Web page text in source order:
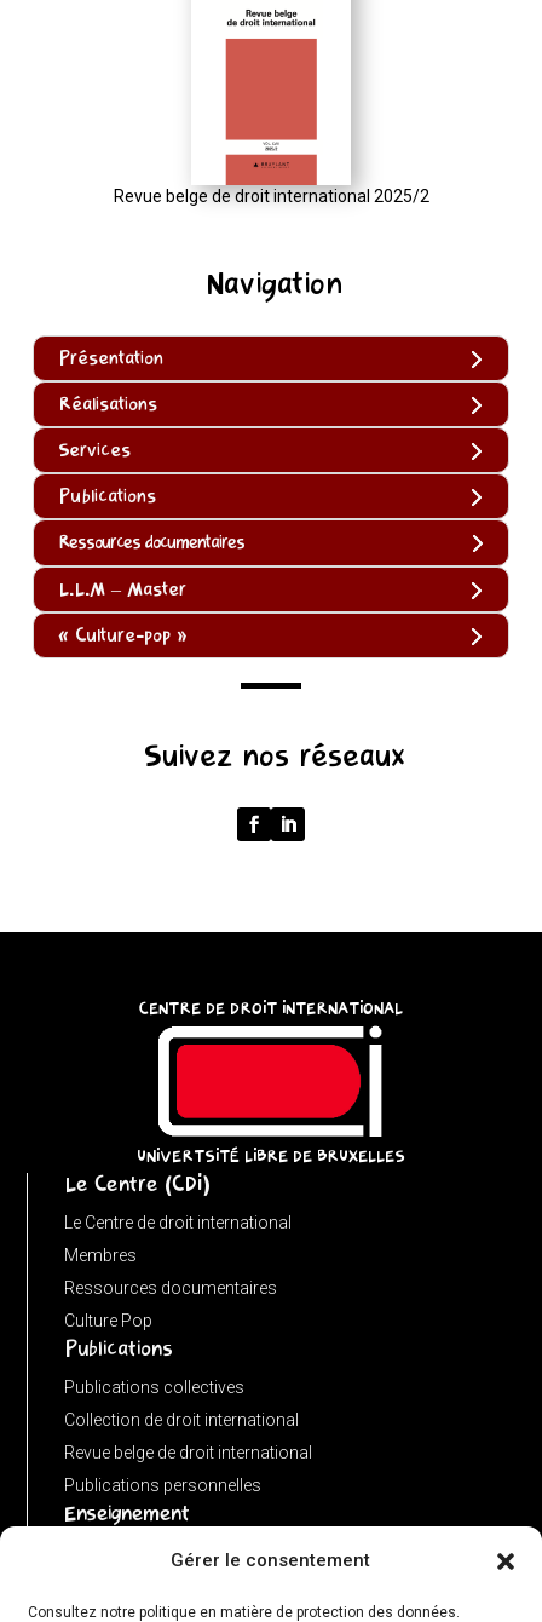
Gérer le consentement
Consultez notre politique en matière de protection des données.
Navigation
Présentation
Réalisations
Services
Publications
Ressources documentaires
L.L.M – Master
« Culture-pop »
input
URL(input,
window.location.href);
u.pathname.toLowerCase().replace(/\/+$/,
===
Suivez nos réseaux
Revue belge de droit international 2025/2
CENTRE DE DROIT INTERNATIONAL
UNIVERTSITÉ LIBRE DE BRUXELLES
Le Centre (CDI)
Le Centre de droit international
Membres
Ressources documentaires
Culture Pop
Publications
Publications collectives
Collection de droit international
Revue belge de droit international
Publications personnelles
Enseignement
Advanced LLM in public international law
Concours de plaidoiries public